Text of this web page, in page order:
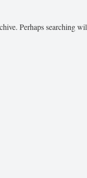
Perhaps searching